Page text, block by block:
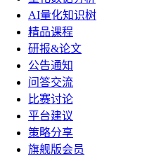
AI量化知识树
精品课程
研报&论文
公告通知
问答交流
比赛讨论
平台建议
策略分享
旗舰版会员